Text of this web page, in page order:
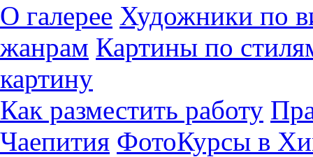
О галерее Художники по
жанрам Картины по
картину
Как разместить работу
Чаепития ФотоКурсы в